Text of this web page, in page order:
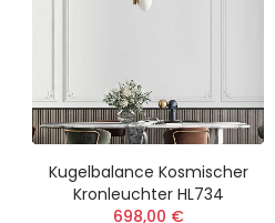
Kugelbalance Kosmischer
Kronleuchter HL734
698,00 €